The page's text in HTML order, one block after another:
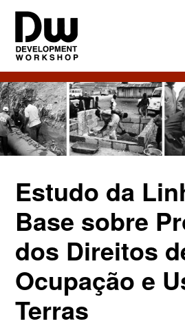
Skip
main
content
Skip
primary
sidebar
DW
Angola
Development
Workshop
Angola
Estudo da
Base sobre
dos Direitos
Ocupação e
Terras